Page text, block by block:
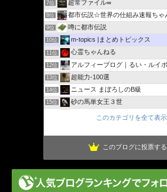
7位 超常ファイル∞
8位 都市伝説☆世界の仕組み速報ちゃ
9位 噂に都市伝説
10位 m-topics |まとめトピックス
11位 心霊ちゃんねる
12位 アルフィーブログ｜るい・ルイ
13位 超能力-100選
14位 ニュース まぼろしのB級
15位 砂の馬単女王３世
このカテゴリを全て表示
このブログに投票する